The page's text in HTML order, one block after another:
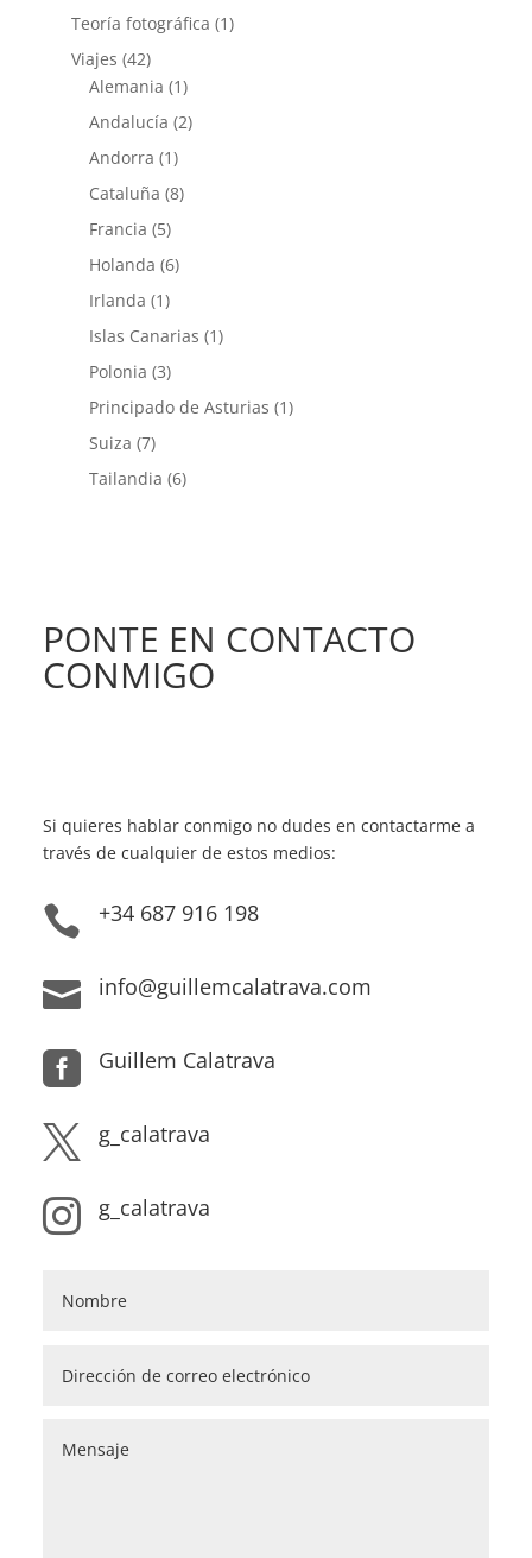
Teoría fotográfica (1)
Viajes (42)
Alemania (1)
Andalucía (2)
Andorra (1)
Cataluña (8)
Francia (5)
Holanda (6)
Irlanda (1)
Islas Canarias (1)
Polonia (3)
Principado de Asturias (1)
Suiza (7)
Tailandia (6)
PONTE EN CONTACTO
CONMIGO
Si quieres hablar conmigo no dudes en contactarme a
través de cualquier de estos medios:
 +34 687 916 198
 info@guillemcalatrava.com
 Guillem Calatrava
 g_calatrava
 g_calatrava